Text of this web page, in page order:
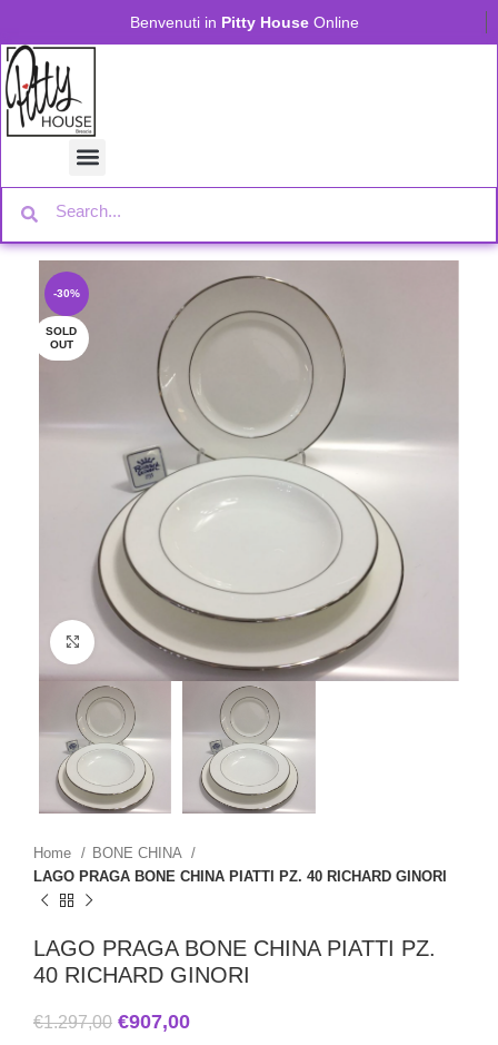
Benvenuti in Pitty House Online
-30%
SOLD
OUT
Click to enlarge
Home
BONE CHINA
LAGO PRAGA BONE CHINA PIATTI PZ. 40 RICHARD GINORI
LAGO PRAGA BONE CHINA PIATTI PZ.
40 RICHARD GINORI
€1.297,00 €907,00